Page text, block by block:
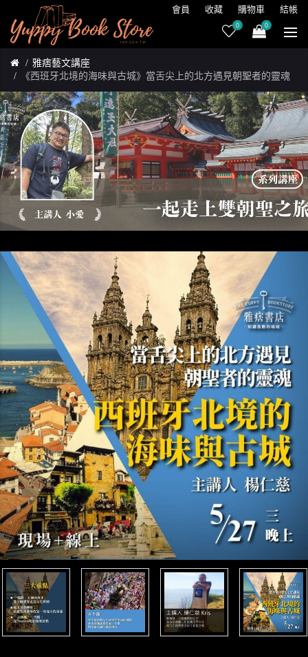
會員 收藏 購物車 結帳
0 0
雅痞藝文講座
《西班牙北境的海味與古城》當舌尖上的北方遇見朝聖者的靈魂